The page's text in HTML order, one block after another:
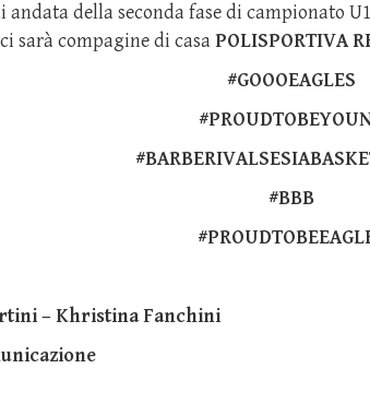
della seconda fase di campionato
sarà compagine di casaPOLISPORTIVA
#GOOOEAGLES
#BBB
– Khristina Fanchini